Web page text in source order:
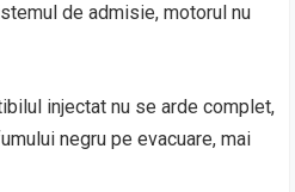
de admisie, motorul nu
injectat nu se arde complet,
negru pe evacuare, mai